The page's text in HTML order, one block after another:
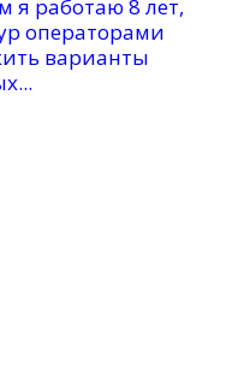
я работаю 8 лет,
операторами
варианты